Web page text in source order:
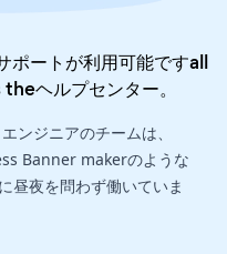
ートが利用可能ですall
theヘルプセンター。
ンジニアのチームは、
Banner makerのような
昼夜を問わず働いていま